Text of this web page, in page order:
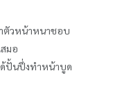
ตัวหน้าหนาชอบ
มอ
ด้ปั้นปึ่งทำหน้าบูด